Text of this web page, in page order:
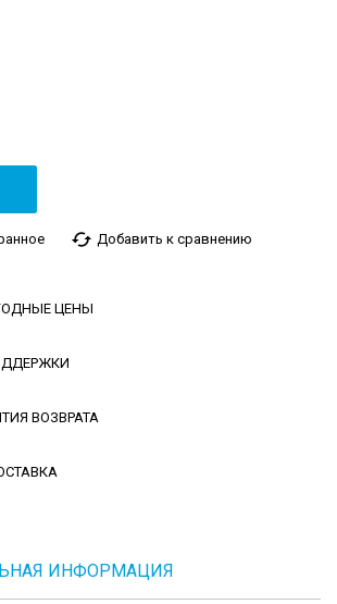
cached Добавить к сравнению
ЦЕНЫ
ВОЗВРАТА
ИНФОРМАЦИЯ